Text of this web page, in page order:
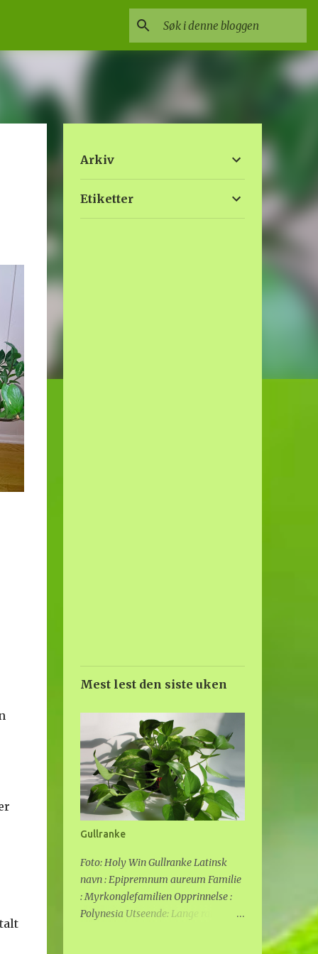
Arkiv
Etiketter
Mest lest den siste uken
Gullranke
Foto: Holy Win Gullranke Latinsk
navn : Epipremnum aureum Familie
: Myrkonglefamilien Opprinnelse :
Polynesia Utseende: Lange ranker,